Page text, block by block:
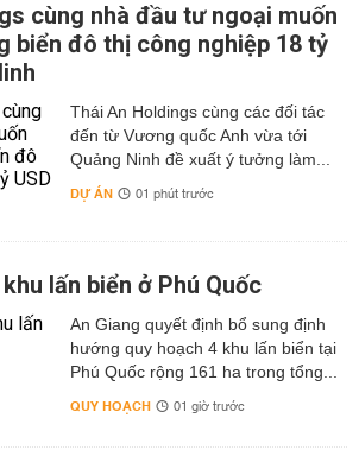
cùng nhà đầu tư ngoại muốn
biển đô thị công nghiệp 18 tỷ
Thái An Holdings cùng các đối tác
đến từ Vương quốc Anh vừa tới
Quảng Ninh đề xuất ý tưởng làm...
DỰ ÁN 01 phút trước
lấn biển ở Phú Quốc
An Giang quyết định bổ sung định
hướng quy hoạch 4 khu lấn biển tại
Phú Quốc rộng 161 ha trong tổng...
QUY HOẠCH 01 giờ trước